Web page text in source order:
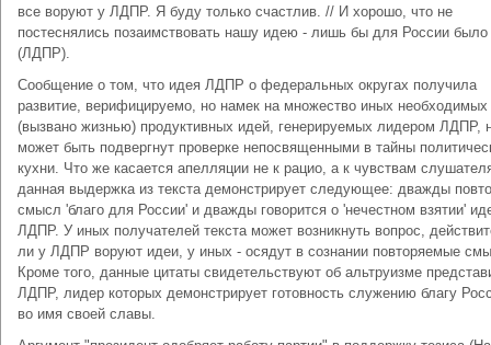
все воруют у ЛДПР. Я буду только счастлив. // И хорошо, что не
постеснялись позаимствовать нашу идею - лишь бы для России
(ЛДПР).
Сообщение о том, что идея ЛДПР о федеральных округах получила
развитие, верифицируемо, но намек на множество иных необходимых
(вызвано жизнью) продуктивных идей, генерируемых лидером ЛДПР,
может быть подвергнут проверке непосвященными в тайны
кухни. Что же касается апелляции не к рацио, а к чувствам
данная выдержка из текста демонстрирует следующее: дважды
смысл 'благо для России' и дважды говорится о 'нечестном взятии'
ЛДПР. У иных получателей текста может возникнуть вопрос,
ли у ЛДПР воруют идеи, у иных - осядут в сознании повторяемые
Кроме того, данные цитаты свидетельствуют об альтруизме
ЛДПР, лидер которых демонстрирует готовность служению благу
во имя своей славы.